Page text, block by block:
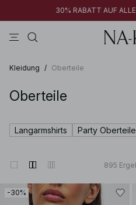
30% RABATT AUF
Kleidung / Oberteile
Oberteile
Langarmshirts Party Oberteile
895
-30%